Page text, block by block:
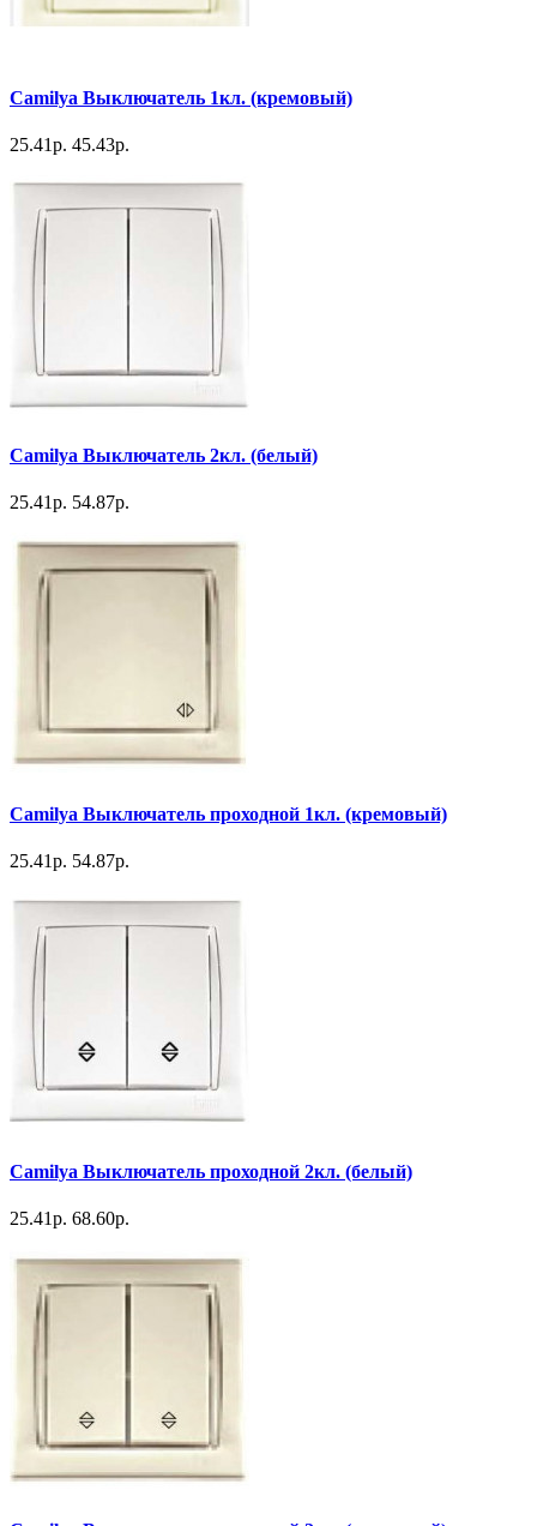
Camilya Выключатель 1кл. (кремовый)
25.41р. 45.43р.
Camilya Выключатель 2кл. (белый)
25.41р. 54.87р.
Camilya Выключатель проходной 1кл. (кремовый)
25.41р. 54.87р.
Camilya Выключатель проходной 2кл. (белый)
25.41р. 68.60р.